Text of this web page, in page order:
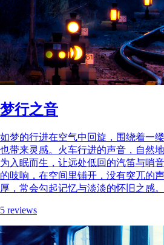
梦行之音
如梦的行进在空气中回旋，围绕着一
也带来灵感。火车行进的声音，自然
为入眠而生，让远处低回的汽笛与哨
的吱响，在空间里铺开，没有突兀的
厚，常会勾起记忆与淡淡的怀旧之感
5 reviews